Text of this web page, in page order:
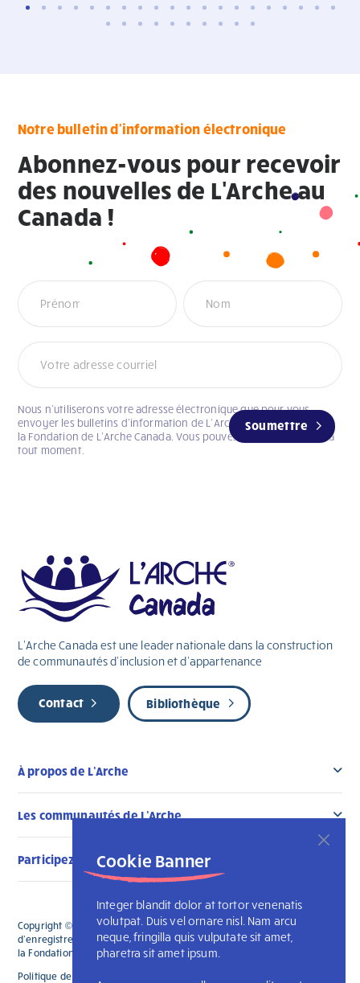
Cookie Banner
Integer blandit dolor at tortor venenatis
volutpat. Duis vel ornare nisl. Nam arcu
neque, fringilla quis vulputate sit amet,
pharetra sit amet ipsum.
Notre bulletin d'information électronique
Abonnez-vous pour recevoir
des nouvelles de L'Arche au
Canada !
Newsletter
Soumettre
Nous n’utiliserons votre adresse électronique que pour vous
envoyer les bulletins d’information de L’Arche Canada et celui de
la Fondation de L’Arche Canada. Vous pouvez vous désabonner à
tout moment.
L’Arche Canada est une leader nationale dans la construction
de communautés d’inclusion et d’appartenance
Contact Bibliothèque
À propos de L’Arche
Les communautés de L’Arche
Participez au changement
Copyright © 2026 L'Arche Canada. Tous droits réservés. Le numéro
d'enregistrement de L'Arche Canada est le 136019122RR0001 et celui de
la Fondation L'Arche Canada est le 88990 9719 RR0001
Politique de confidentialité